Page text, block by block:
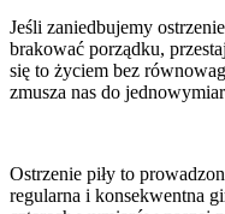
Jeśli zaniedbujemy
brakować porządku,
się to życiem bez
zmusza nas do
Ostrzenie piły to
regularna i konsekwentna